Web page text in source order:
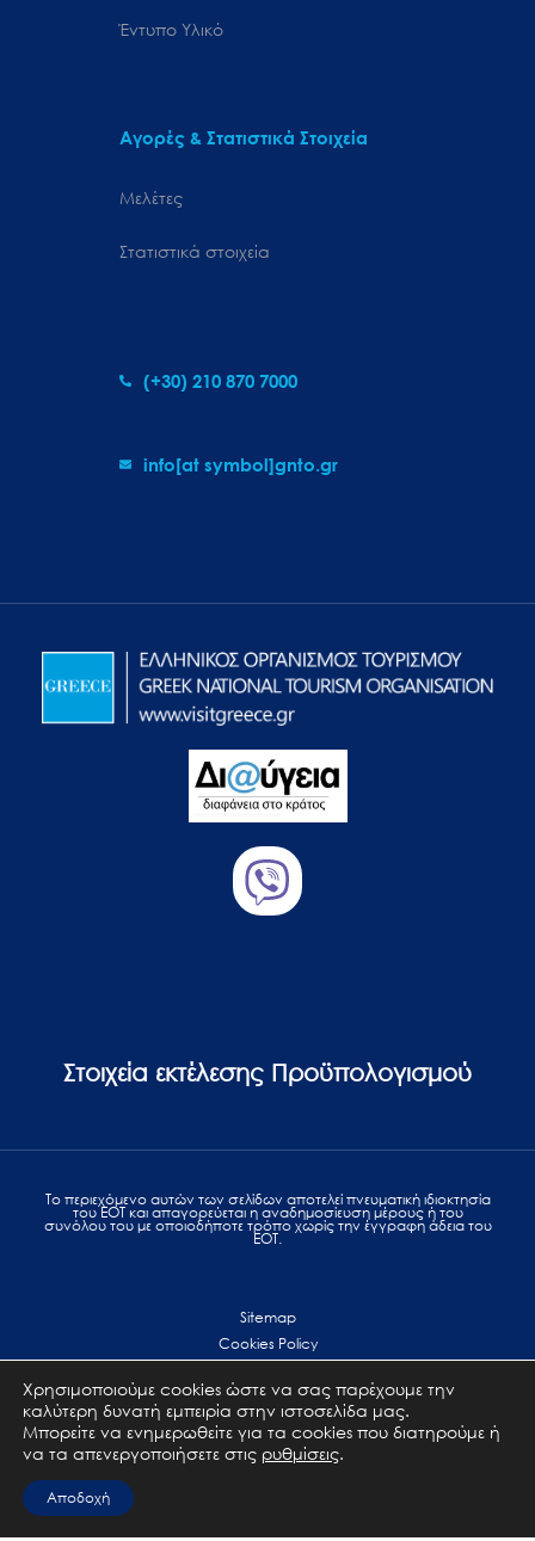
Έντυπο Υλικό
Αγορές & Στατιστικά Στοιχεία
Μελέτες
Στατιστικά στοιχεία
(+30) 210 870 7000
info[at symbol]gnto.gr
Στοιχεία εκτέλεσης Προϋπολογισμού
Το περιεχόμενο αυτών των σελίδων αποτελεί πvευματική ιδιοκτησία
του ΕΟΤ και απαγορεύεται η αναδημοσίευση μέρους ή του
συνόλου του με οποιοδήποτε τρόπο χωρίς την έγγραφη άδεια του
ΕΟΤ.
Sitemap
Cookies Policy
Terms of use
Επικοινωνία
Χρησιμοποιούμε cookies ώστε να σας παρέχουμε την
καλύτερη δυνατή εμπειρία στην ιστοσελίδα μας.
Μπορείτε να ενημερωθείτε για τα cookies που διατηρούμε ή
να τα απενεργοποιήσετε στις ρυθμίσεις.
Αποδοχή